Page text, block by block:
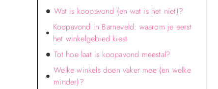
Wat is koopavond (en wat is het níet)?
Koopavond in Barneveld: waarom je eerst
het winkelgebied kiest
Tot hoe laat is koopavond meestal?
Welke winkels doen vaker mee (en welke
minder)?